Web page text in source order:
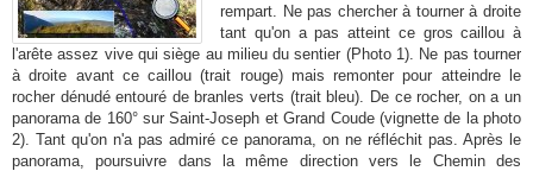
rempart. Ne pas chercher à tourner à droite
tant qu'on a pas atteint ce gros caillou à
l'arête assez vive qui siège au milieu du sentier (Photo 1). Ne pas tourner
à droite avant ce caillou (trait rouge) mais remonter pour atteindre le
rocher dénudé entouré de branles verts (trait bleu). De ce rocher, on a un
panorama de 160° sur Saint-Joseph et Grand Coude (vignette de la photo
2). Tant qu'on n'a pas admiré ce panorama, on ne réfléchit pas. Après le
panorama, poursuivre dans la même direction vers le Chemin des